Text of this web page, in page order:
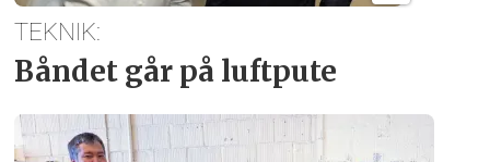
TEKNIK:
Båndet går på luftpute